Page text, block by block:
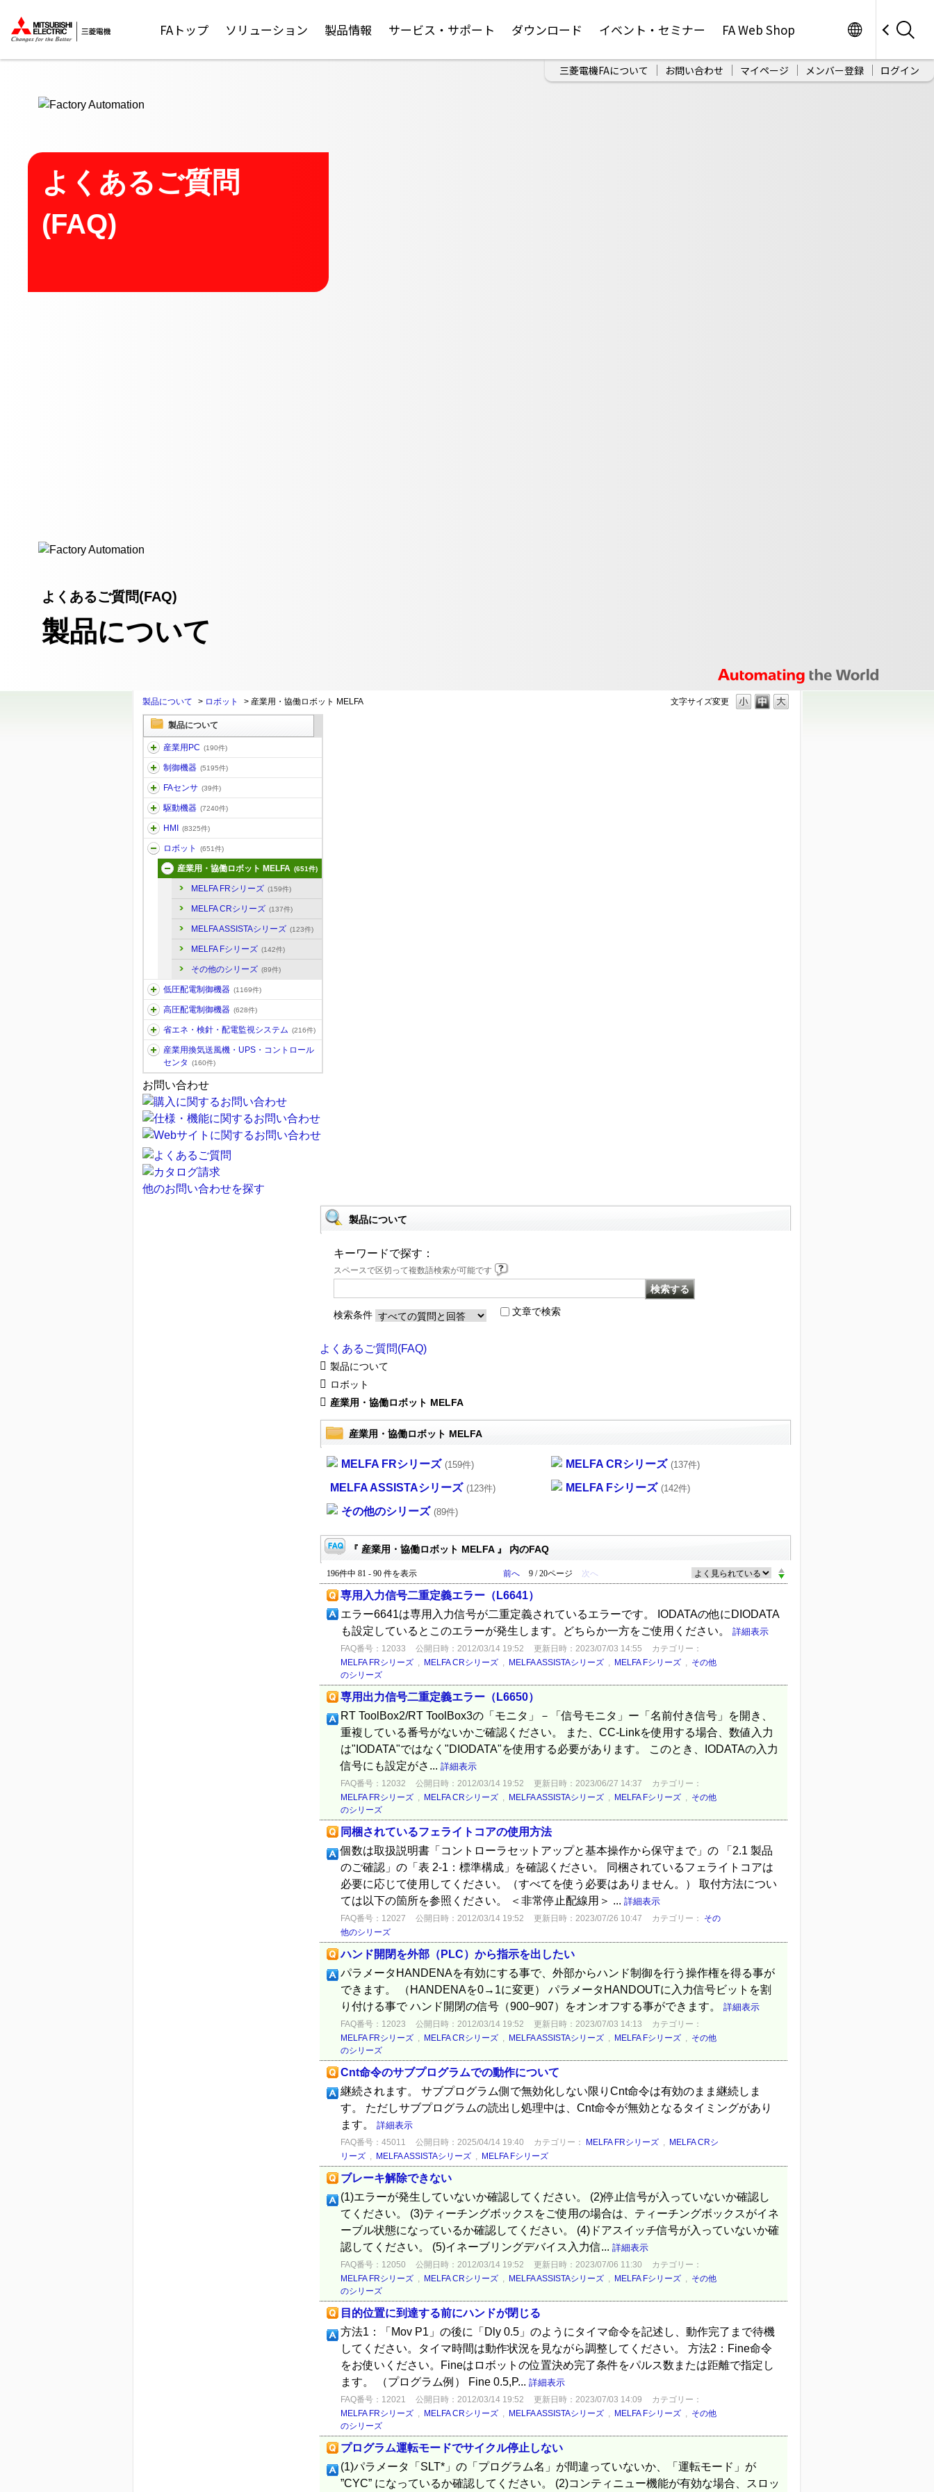
FAトップ ソリューション 製品情報 サービス・サポート ダウンロード イベント・セミナー FA Web Shop
三菱電機FAについて お問い合わせ マイページ メンバー登録 ログイン
よくあるご質問
(FAQ)
よくあるご質問(FAQ)
製品について
文字サイズ変更
製品について > ロボット > 産業用・協働ロボット MELFA
製品について
産業用PC (190件)
制御機器 (5195件)
FAセンサ (39件)
駆動機器 (7240件)
HMI (8325件)
ロボット (651件)
産業用・協働ロボット MELFA (651件)
MELFA FRシリーズ (159件)
MELFA CRシリーズ (137件)
MELFA ASSISTAシリーズ (123件)
MELFA Fシリーズ (142件)
その他のシリーズ (89件)
低圧配電制御機器 (1169件)
高圧配電制御機器 (628件)
省エネ・検針・配電監視システム (216件)
産業用換気送風機・UPS・コントロール
センタ
(160件)
お問い合わせ
他のお問い合わせを探す
製品について
キーワードで探す：
スペースで区切って複数語検索が可能です
検索条件 文章で検索
よくあるご質問(FAQ)
製品について
ロボット
産業用・協働ロボット MELFA
産業用・協働ロボット MELFA
MELFA FRシリーズ (159件) MELFA CRシリーズ (137件)
MELFA ASSISTAシリーズ (123件) MELFA Fシリーズ (142件)
その他のシリーズ (89件)
『 産業用・協働ロボット MELFA 』 内のFAQ
196件中 81 - 90 件を表示 前へ 9 / 20ページ 次へ
専用入力信号二重定義エラー（L6641）
エラー6641は専用入力信号が二重定義されているエラーです。 IODATAの他にDIODATA
も設定しているとこのエラーが発生します。どちらか一方をご使用ください。 詳細表示
FAQ番号：12033 公開日時：2012/03/14 19:52 更新日時：2023/07/03 14:55
カテゴリー：
MELFA FRシリーズ, MELFA CRシリーズ, MELFA ASSISTAシリーズ, MELFA Fシリーズ, その他
のシリーズ
専用出力信号二重定義エラー（L6650）
RT ToolBox2/RT ToolBox3の「モニタ」－「信号モニタ」ー「名前付き信号」を開き、
重複している番号がないかご確認ください。 また、CC-Linkを使用する場合、数値入力
は"IODATA"ではなく"DIODATA"を使用する必要があります。 このとき、IODATAの入力
信号にも設定がさ... 詳細表示
FAQ番号：12032 公開日時：2012/03/14 19:52 更新日時：2023/06/27 14:37
カテゴリー：
MELFA FRシリーズ, MELFA CRシリーズ, MELFA ASSISTAシリーズ, MELFA Fシリーズ, その他
のシリーズ
同梱されているフェライトコアの使用方法
個数は取扱説明書「コントローラセットアップと基本操作から保守まで」の 「2.1 製品
のご確認」の「表 2-1：標準構成」を確認ください。 同梱されているフェライトコアは
必要に応じて使用してください。（すべてを使う必要はありません。） 取付方法につい
ては以下の箇所を参照ください。 ＜非常停止配線用＞ ... 詳細表示
FAQ番号：12027 公開日時：2012/03/14 19:52 更新日時：2023/07/26 10:47 カテゴリー：
その
他のシリーズ
ハンド開閉を外部（PLC）から指示を出したい
パラメータHANDENAを有効にする事で、外部からハンド制御を行う操作権を得る事が
できます。 （HANDENAを0→1に変更） パラメータHANDOUTに入力信号ビットを割
り付ける事で ハンド開閉の信号（900−907）をオンオフする事ができます。 詳細表示
FAQ番号：12023 公開日時：2012/03/14 19:52 更新日時：2023/07/03 14:13
カテゴリー：
MELFA FRシリーズ, MELFA CRシリーズ, MELFA ASSISTAシリーズ, MELFA Fシリーズ, その他
のシリーズ
Cnt命令のサブプログラムでの動作について
継続されます。 サブプログラム側で無効化しない限りCnt命令は有効のまま継続しま
す。 ただしサブプログラムの読出し処理中は、Cnt命令が無効となるタイミングがあり
ます。 詳細表示
FAQ番号：45011 公開日時：2025/04/14 19:40 カテゴリー： MELFA FRシリーズ, MELFA CRシ
リーズ, MELFA ASSISTAシリーズ, MELFA Fシリーズ
ブレーキ解除できない
(1)エラーが発生していないか確認してください。 (2)停止信号が入っていないか確認し
てください。 (3)ティーチングボックスをご使用の場合は、ティーチングボックスがイネ
ーブル状態になっているか確認してください。 (4)ドアスイッチ信号が入っていないか確
認してください。 (5)イネーブリングデバイス入力信... 詳細表示
FAQ番号：12050 公開日時：2012/03/14 19:52 更新日時：2023/07/06 11:30
カテゴリー：
MELFA FRシリーズ, MELFA CRシリーズ, MELFA ASSISTAシリーズ, MELFA Fシリーズ, その他
のシリーズ
目的位置に到達する前にハンドが閉じる
方法1：「Mov P1」の後に「Dly 0.5」のようにタイマ命令を記述し、動作完了まで待機
してください。タイマ時間は動作状況を見ながら調整してください。 方法2：Fine命令
をお使いください。Fineはロボットの位置決め完了条件をパルス数または距離で指定し
ます。 （プログラム例） Fine 0.5,P... 詳細表示
FAQ番号：12021 公開日時：2012/03/14 19:52 更新日時：2023/07/03 14:09
カテゴリー：
MELFA FRシリーズ, MELFA CRシリーズ, MELFA ASSISTAシリーズ, MELFA Fシリーズ, その他
のシリーズ
プログラム運転モードでサイクル停止しない
(1)パラメータ「SLT*」の「プログラム名」が間違っていないか、「運転モード」が
”CYC” になっているか確認してください。 (2)コンティニュー機能が有効な場合、スロッ